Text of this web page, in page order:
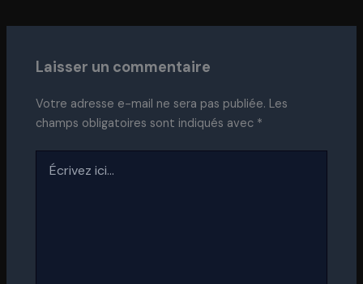
Laisser un commentaire
Votre adresse e-mail ne sera pas publiée. Les
champs obligatoires sont indiqués avec *
ici…